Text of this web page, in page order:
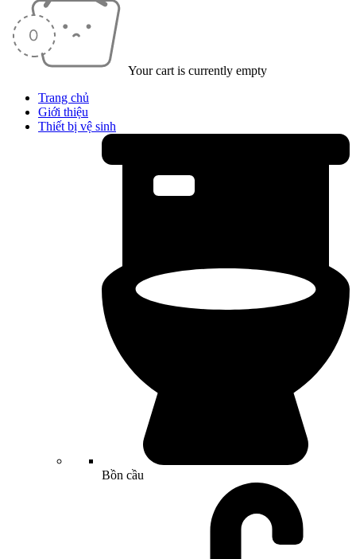
Your cart is currently empty
Trang chủ
Giới thiệu
Thiết bị vệ sinh
Bồn cầu